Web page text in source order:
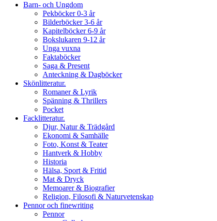
Barn- och Ungdom
Pekböcker 0-3 år
Bilderböcker 3-6 år
Kapitelböcker 6-9 år
Bokslukaren 9-12 år
Unga vuxna
Faktaböcker
Saga & Present
Anteckning & Dagböcker
Skönlitteratur.
Romaner & Lyrik
Spänning & Thrillers
Pocket
Facklitteratur.
Djur, Natur & Trädgård
Ekonomi & Samhälle
Foto, Konst & Teater
Hantverk & Hobby
Historia
Hälsa, Sport & Fritid
Mat & Dryck
Memoarer & Biografier
Religion, Filosofi & Naturvetenskap
Pennor och finewriting
Pennor